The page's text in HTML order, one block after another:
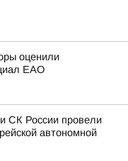
оценили
ЕАО
СК России провели
автономной